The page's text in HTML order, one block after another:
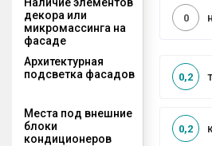
декора или
микромассинга на
фасаде
0
Архитектурная
подсветка фасадов
0,2
Места под внешние
блоки
кондиционеров
0,2